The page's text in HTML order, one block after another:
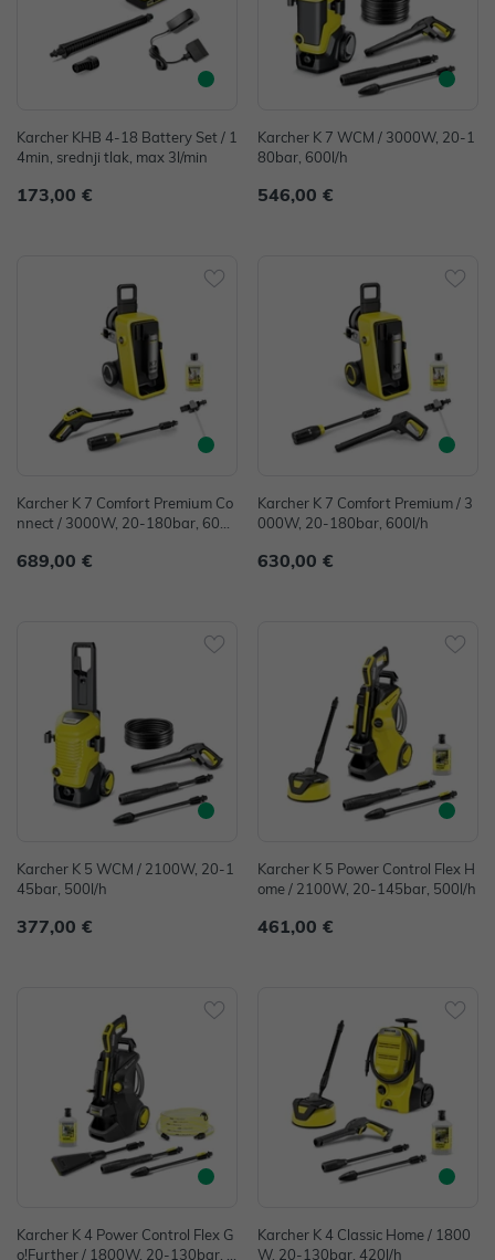
Karcher KHB 4-18 Battery Set / 1
4min, srednji tlak, max 3l/min
173,00 €
Karcher K 7 WCM / 3000W, 20-1
80bar, 600l/h
546,00 €
Karcher K 7 Comfort Premium Co
nnect / 3000W, 20-180bar, 600l/
689,00 €
Karcher K 7 Comfort Premium / 3
000W, 20-180bar, 600l/h
630,00 €
Karcher K 5 WCM / 2100W, 20-1
45bar, 500l/h
377,00 €
Karcher K 5 Power Control Flex H
ome / 2100W, 20-145bar, 500l/h
461,00 €
Karcher K 4 Power Control Flex G
o!Further / 1800W, 20-130bar, 4
Karcher K 4 Classic Home / 1800
W, 20-130bar, 420l/h